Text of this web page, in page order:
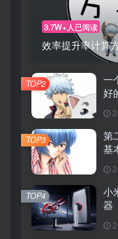
3.7W+人已阅读
效率提升率计算
一
好
TOP2
第
基
TOP3
小
器
TOP4